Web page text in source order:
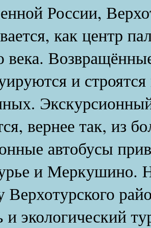
России,
как центр
века.
и
вернее так, из
автобусы
и Меркушино.
Верхотурского
и экологический